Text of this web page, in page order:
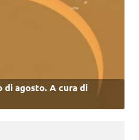
di agosto. A cura di